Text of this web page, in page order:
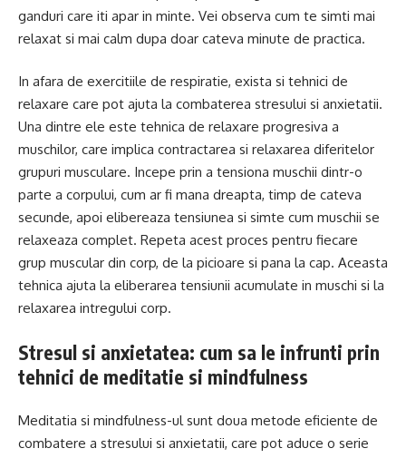
ganduri care iti apar in minte. Vei observa cum te simti mai
relaxat si mai calm dupa doar cateva minute de practica.
In afara de exercitiile de respiratie, exista si tehnici de
relaxare care pot ajuta la combaterea stresului si anxietatii.
Una dintre ele este tehnica de relaxare progresiva a
muschilor, care implica contractarea si relaxarea diferitelor
grupuri musculare. Incepe prin a tensiona muschii dintr-o
parte a corpului, cum ar fi mana dreapta, timp de cateva
secunde, apoi elibereaza tensiunea si simte cum muschii se
relaxeaza complet. Repeta acest proces pentru fiecare
grup muscular din corp, de la picioare si pana la cap. Aceasta
tehnica ajuta la eliberarea tensiunii acumulate in muschi si la
relaxarea intregului corp.
Stresul si anxietatea: cum sa le infrunti prin
tehnici de meditatie si mindfulness
Meditatia si mindfulness-ul sunt doua metode eficiente de
combatere a stresului si anxietatii, care pot aduce o serie